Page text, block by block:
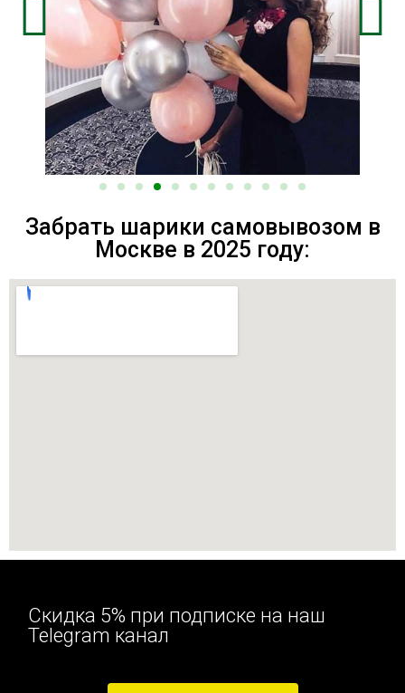
Забрать шарики самовывозом в
Москве в 2025 году:
Скидка 5% при подписке на наш
Telegram канал